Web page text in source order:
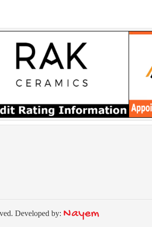
Developed by: Nayem